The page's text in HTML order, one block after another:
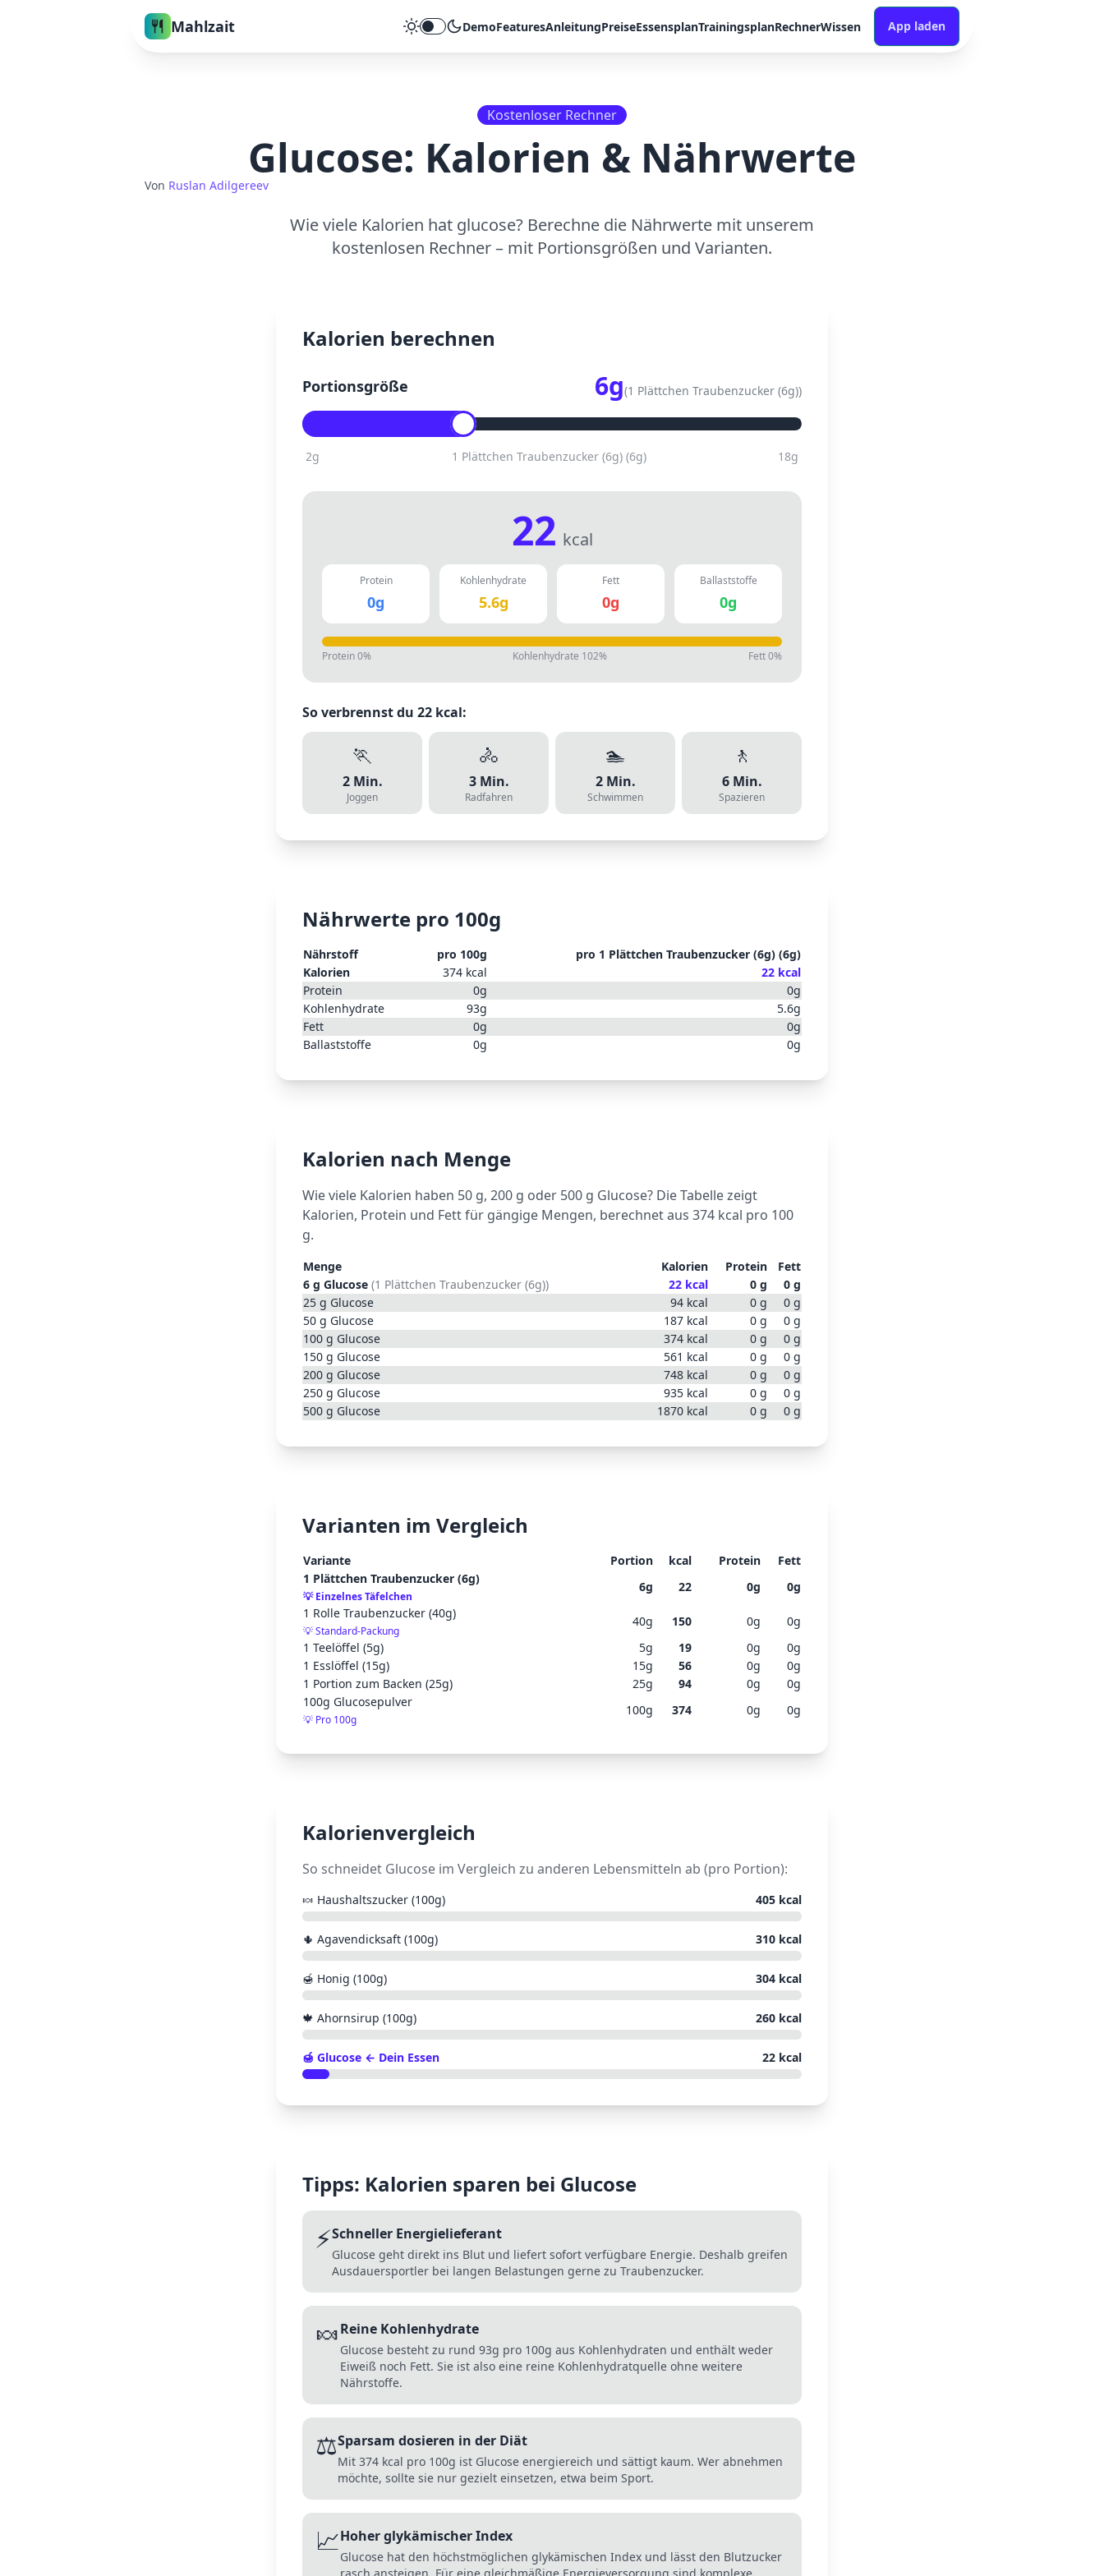
Mahlzait Theme umschalten
DemoFeaturesAnleitungPreiseEssensplanTrainingsplanRechnerWissen App laden
Kostenloser Rechner
Glucose: Kalorien & Nährwerte
Von Ruslan Adilgereev
Wie viele Kalorien hat glucose? Berechne die Nährwerte mit unserem
kostenlosen Rechner – mit Portionsgrößen und Varianten.
Kalorien berechnen
Portionsgröße 6g(1 Plättchen Traubenzucker (6g))
2g 1 Plättchen Traubenzucker (6g)(6g) 18g
22 kcal
Protein
0g
Kohlenhydrate
5.6g
Fett
0g
Ballaststoffe
0g
Protein0% Kohlenhydrate 102% Fett0%
So verbrennst du 22 kcal:
🏃
2Min.
Joggen
🚴
3Min.
Radfahren
🏊
2Min.
Schwimmen
🚶
6Min.
Spazieren
Nährwerte pro 100g
Nährstoff pro 100g pro 1 Plättchen Traubenzucker (6g) (6g)
Kalorien
374 kcal 22 kcal
Protein
0g 0g
Kohlenhydrate
93g 5.6g
Fett
0g 0g
Ballaststoffe
0g 0g
Kalorien nach Menge
Wie viele Kalorien haben 50 g, 200 g oder 500 g Glucose? Die Tabelle zeigt
Kalorien, Protein und Fett für gängige Mengen, berechnet aus 374 kcal pro 100
g.
Menge Kalorien Protein
Fett
6 g Glucose (1 Plättchen Traubenzucker (6g)) 22 kcal 0 g 0 g
25 g Glucose 94 kcal 0 g 0 g
50 g Glucose 187 kcal 0 g 0 g
100 g Glucose 374 kcal 0 g 0 g
150 g Glucose 561 kcal 0 g 0 g
200 g Glucose 748 kcal 0 g 0 g
250 g Glucose 935 kcal 0 g 0 g
500 g Glucose 1870 kcal 0 g 0 g
Varianten im Vergleich
Variante Portion kcal Protein
Fett
1 Plättchen Traubenzucker (6g)
💡Einzelnes Täfelchen
6g 22 0g 0g
1 Rolle Traubenzucker (40g)
💡Standard-Packung
40g 150 0g 0g
1 Teelöffel (5g)
5g 19 0g 0g
1 Esslöffel (15g)
15g 56 0g 0g
1 Portion zum Backen (25g)
25g 94 0g 0g
100g Glucosepulver
💡 Pro 100g
100g 374 0g 0g
Kalorienvergleich
So schneidet Glucose im Vergleich zu anderen Lebensmitteln ab (pro Portion):
🍬 Haushaltszucker (100g) 405 kcal
🌵 Agavendicksaft (100g) 310 kcal
🍯 Honig (100g) 304 kcal
🍁 Ahornsirup (100g) 260 kcal
🍯 Glucose ← Dein Essen 22 kcal
Tipps: Kalorien sparen bei Glucose
⚡Schneller Energielieferant
Glucose geht direkt ins Blut und liefert sofort verfügbare Energie. Deshalb greifen
Ausdauersportler bei langen Belastungen gerne zu Traubenzucker.
🍬Reine Kohlenhydrate
Glucose besteht zu rund 93g pro 100g aus Kohlenhydraten und enthält weder
Eiweiß noch Fett. Sie ist also eine reine Kohlenhydratquelle ohne weitere
Nährstoffe.
⚖️Sparsam dosieren in der Diät
Mit 374 kcal pro 100g ist Glucose energiereich und sättigt kaum. Wer abnehmen
möchte, sollte sie nur gezielt einsetzen, etwa beim Sport.
📈Hoher glykämischer Index
Glucose hat den höchstmöglichen glykämischen Index und lässt den Blutzucker